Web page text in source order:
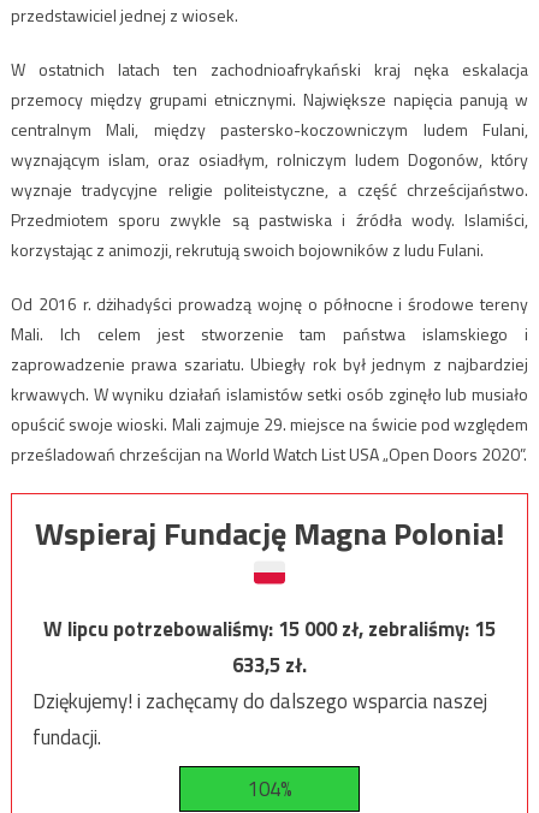
przedstawiciel jednej z wiosek.
W ostatnich latach ten zachodnioafrykański kraj nęka eskalacja
przemocy między grupami etnicznymi. Największe napięcia panują w
centralnym Mali, między pastersko-koczowniczym ludem Fulani,
wyznającym islam, oraz osiadłym, rolniczym ludem Dogonów, który
wyznaje tradycyjne religie politeistyczne, a część chrześcijaństwo.
Przedmiotem sporu zwykle są pastwiska i źródła wody. Islamiści,
korzystając z animozji, rekrutują swoich bojowników z ludu Fulani.
Od 2016 r. dżihadyści prowadzą wojnę o północne i środowe tereny
Mali. Ich celem jest stworzenie tam państwa islamskiego i
zaprowadzenie prawa szariatu. Ubiegły rok był jednym z najbardziej
krwawych. W wyniku działań islamistów setki osób zginęło lub musiało
opuścić swoje wioski. Mali zajmuje 29. miejsce na świcie pod względem
prześladowań chrześcijan na World Watch List USA „Open Doors 2020”.
Wspieraj Fundację Magna Polonia!
W lipcu potrzebowaliśmy:15 000zł, zebraliśmy:15
633,5zł.
Dziękujemy! i zachęcamy do dalszego wsparcia naszej
fundacji.
104%